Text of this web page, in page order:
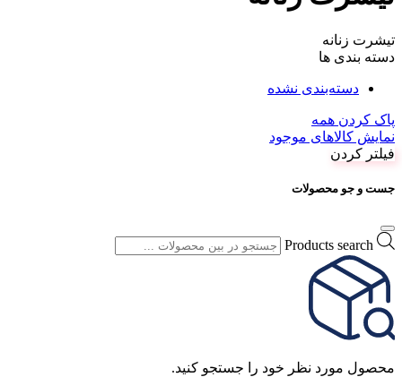
تیشرت زنانه
دسته بندی ها
دسته‌بندی نشده
پاک کردن همه
نمایش کالاهای موجود
فیلتر کردن
جست و جو محصولات
Products search
محصول مورد نظر خود را جستجو کنید.